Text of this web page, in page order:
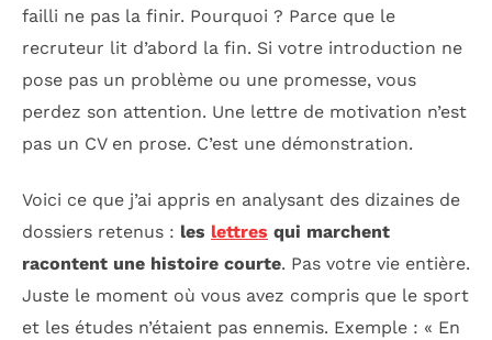
failli ne pas la finir. Pourquoi ? Parce que le
recruteur lit d’abord la fin. Si votre introduction ne
pose pas un problème ou une promesse, vous
perdez son attention. Une lettre de motivation n’est
pas un CV en prose. C’est une démonstration.
Voici ce que j’ai appris en analysant des dizaines de
dossiers retenus : les lettres qui marchent
racontent une histoire courte. Pas votre vie entière.
Juste le moment où vous avez compris que le sport
et les études n’étaient pas ennemis. Exemple : « En